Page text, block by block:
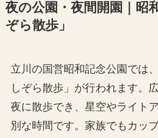
夜の公園・夜間開園｜昭
ぞら散歩」
立川の国営昭和記念公園では
しぞら散歩」が行われます。
夜に散歩でき、星空やライト
別な時間です。家族でもカッ